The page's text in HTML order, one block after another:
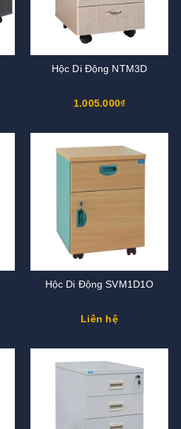
Hộc Di Động NTM3D
1.005.000₫
Hộc Di Động SVM1D1O
Liên hệ